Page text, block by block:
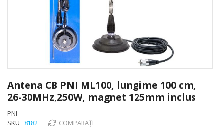
to
the
beginning
of
the
Antena CB PNI ML100, lungime 100 cm,
26-30MHz,250W, magnet 125mm inclus
PNI
SKU
8182
COMPARAȚI